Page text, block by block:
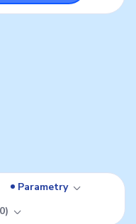
Parametry
0